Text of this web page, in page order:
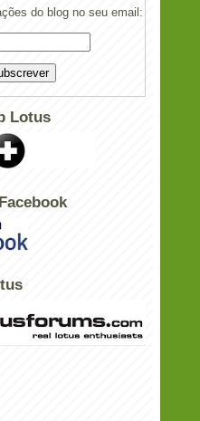
do blog no seu email:
Lotus